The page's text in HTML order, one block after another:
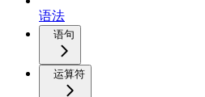
语法
语句
运算符